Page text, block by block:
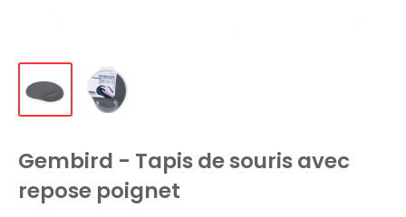
Gembird - Tapis de souris avec
repose poignet